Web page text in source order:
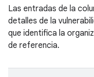
Las entradas de la
detalles de la
que identifica la
de referencia.